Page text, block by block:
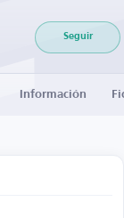
Seguir
Información